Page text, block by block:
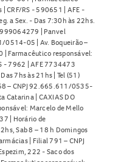
CRF/RS - 590651 | AFE -
a Sex. - Das 7:30h às 22hs.
999064279 | Panvel
0514-05 | Av. Boqueirão –
| Farmacêutico responsável:
- 7962 | AFE 7734473
7hs às 21hs | Tel (51)
– CNPJ 92.665.611/0535-
Catarina | CAXIAS DO
Marcelo de Mello
| Horário de
Sab 8 – 18 h Domingos
| Filial 791 – CNPJ
222 - Saco dos